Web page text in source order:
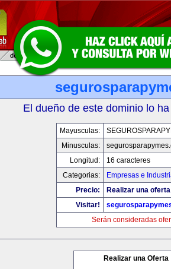
El dueño de este dominio lo
Mayusculas:
Minusculas:
Longitud:
16 caracteres
Categorias:
Empresas e
Precio:
Realizar una
Visitar!
Serán consideradas
Realizar una Oferta